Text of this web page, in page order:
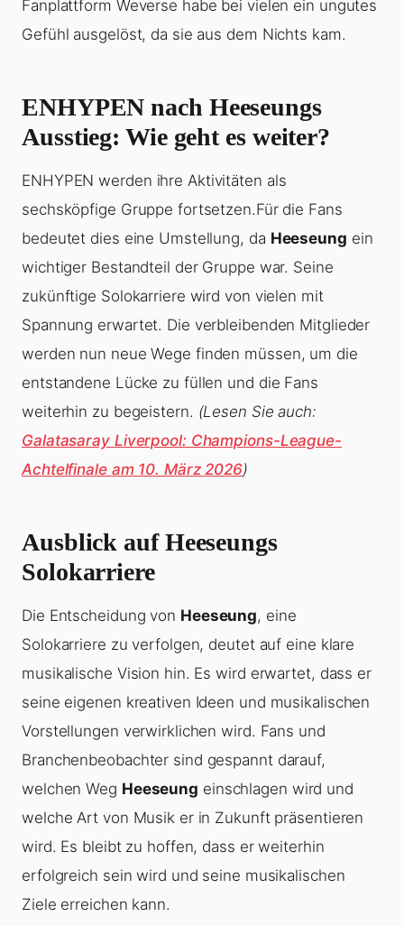
Fanplattform Weverse habe bei vielen ein ungutes
Gefühl ausgelöst, da sie aus dem Nichts kam.
ENHYPEN nach Heeseungs
Ausstieg: Wie geht es weiter?
ENHYPEN werden ihre Aktivitäten als
sechsköpfige Gruppe fortsetzen.Für die Fans
bedeutet dies eine Umstellung, da Heeseung ein
wichtiger Bestandteil der Gruppe war. Seine
zukünftige Solokarriere wird von vielen mit
Spannung erwartet. Die verbleibenden Mitglieder
werden nun neue Wege finden müssen, um die
entstandene Lücke zu füllen und die Fans
weiterhin zu begeistern. (Lesen Sie auch:
Galatasaray Liverpool: Champions-League-
Achtelfinale am 10. März 2026)
Ausblick aufHeeseungs
Solokarriere
Die Entscheidung von Heeseung, eine
Solokarriere zu verfolgen, deutet auf eine klare
musikalische Vision hin. Es wird erwartet, dass er
seine eigenen kreativen Ideen und musikalischen
Vorstellungen verwirklichen wird. Fans und
Branchenbeobachter sind gespannt darauf,
welchen Weg Heeseung einschlagen wird und
welche Art von Musik er in Zukunft präsentieren
wird. Es bleibt zu hoffen, dass er weiterhin
erfolgreich sein wird und seine musikalischen
Ziele erreichen kann.